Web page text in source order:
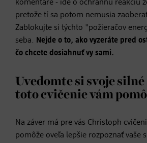
komentáre - ide o ochrannú reakciu
pretože tí sa potom nemusia
Zablokujte si týchto "požieračov
seba. Nejde o to, ako vyzeráte pred
čo chcete dosiahnuť vy sami.
Uvedomte si svoje
toto cvičenie vám
Na záver má pre vás Christoph
pomôže oveľa lepšie rozpoznať vaše